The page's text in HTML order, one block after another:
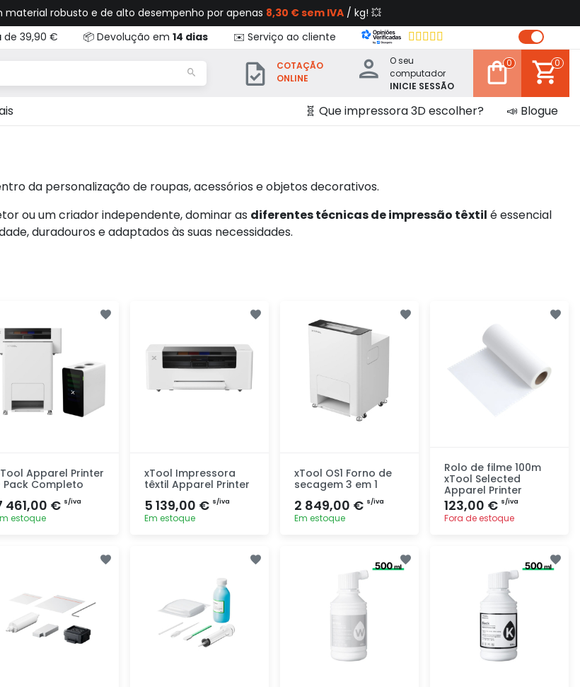
robusto e de alto desempenho por apenas 8,30 € sem IVA/ kg! 💥
de 39,90 € 📦 Devolução em 14 dias ✉️ Serviço ao cliente
COTAÇÃO
ONLINE
O seu
computador
INICIE SESSÃO
0 0
🧬 Que impressora 3D escolher? 📣 Blogue
da personalização de roupas, acessórios e objetos decorativos.
ou um criador independente, dominar as diferentes técnicas de impressão têxtil é essencial
duradouros e adaptados às suas necessidades.
Apparel Printer
Pack Completo
461,00 € s/iva
estoque
xTool Impressora
têxtil Apparel Printer
5 139,00 € s/iva
Em estoque
xTool OS1 Forno de
secagem 3 em 1
2 849,00 € s/iva
Em estoque
rapidamente
Rolo de filme 100m
xTool Selected
Apparel Printer
123,00 € s/iva
Fora de estoque
rapidamente